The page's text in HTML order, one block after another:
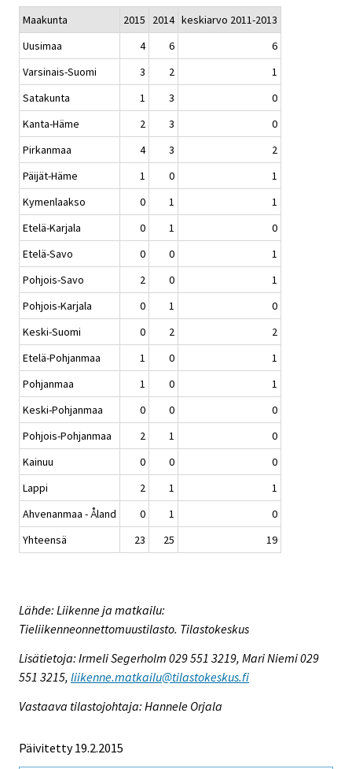
Maakunta 2015 2014 keskiarvo 2011-2013
Uusimaa
4 6
6
Varsinais-Suomi
3 2
1
Satakunta
1 3
0
Kanta-Häme
2 3
0
Pirkanmaa
4 3
2
Päijät-Häme
1 0
1
Kymenlaakso
0 1
1
Etelä-Karjala
0 1
0
Etelä-Savo
0 0
1
Pohjois-Savo
2 0
1
Pohjois-Karjala
0 1
0
Keski-Suomi
0 2
2
Etelä-Pohjanmaa
1 0
1
Pohjanmaa
1 0
1
Keski-Pohjanmaa
0 0
0
Pohjois-Pohjanmaa
2 1
0
Kainuu
0 0
0
Lappi
2 1
1
Ahvenanmaa - Åland
0 1
0
Yhteensä
23 25 19
Lähde: Liikenne ja matkailu:
Tieliikenneonnettomuustilasto. Tilastokeskus
Lisätietoja: Irmeli Segerholm 029 551 3219, Mari Niemi 029
551 3215, liikenne.matkailu@tilastokeskus.fi
Vastaava tilastojohtaja: Hannele Orjala
Päivitetty 19.2.2015